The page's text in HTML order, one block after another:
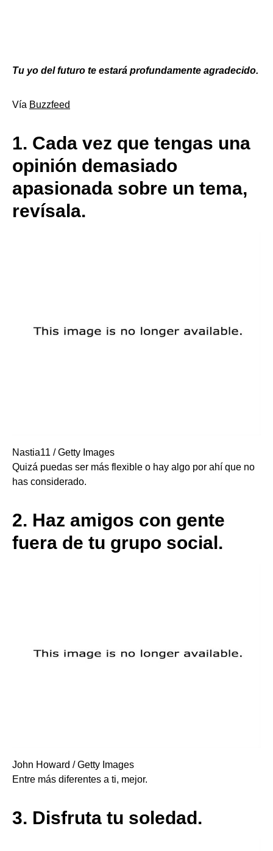
Tu yo del futuro te estará profundamente agradecido.
Vía Buzzfeed
1. Cada vez que tengas una
opinión demasiado
apasionada sobre un tema,
revísala.
Nastia11 / Getty Images
Quizá puedas ser más flexible o hay algo por ahí que no
has considerado.
2. Haz amigos con gente
fuera de tu grupo social.
John Howard / Getty Images
Entre más diferentes a ti, mejor.
3. Disfruta tu soledad.